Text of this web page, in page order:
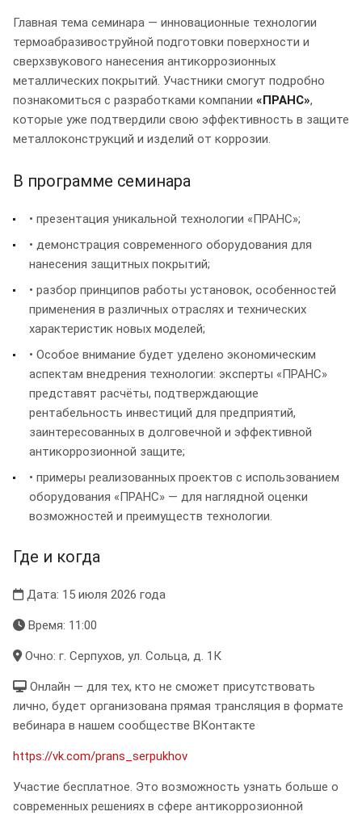
Главная тема семинара — инновационные технологии
термоабразивоструйной подготовки поверхности и
сверхзвукового нанесения антикоррозионных
металлических покрытий. Участники смогут подробно
познакомиться с разработками компании «ПРАНС»,
которые уже подтвердили свою эффективность в защите
металлоконструкций и изделий от коррозии.
В программе семинара
• презентация уникальной технологии «ПРАНС»;
• демонстрация современного оборудования для
нанесения защитных покрытий;
• разбор принципов работы установок, особенностей
применения в различных отраслях и технических
характеристик новых моделей;
• Особое внимание будет уделено экономическим
аспектам внедрения технологии: эксперты «ПРАНС»
представят расчёты, подтверждающие
рентабельность инвестиций для предприятий,
заинтересованных в долговечной и эффективной
антикоррозионной защите;
• примеры реализованных проектов с использованием
оборудования «ПРАНС» — для наглядной оценки
возможностей и преимуществ технологии.
Где и когда
Дата: 15 июля 2026 года
Время: 11:00
Очно: г. Серпухов, ул. Сольца, д. 1К
Онлайн — для тех, кто не сможет присутствовать
лично, будет организована прямая трансляция в формате
вебинара в нашем сообществе ВКонтакте
https://vk.com/prans_serpukhov
Участие бесплатное. Это возможность узнать больше о
современных решениях в сфере антикоррозионной